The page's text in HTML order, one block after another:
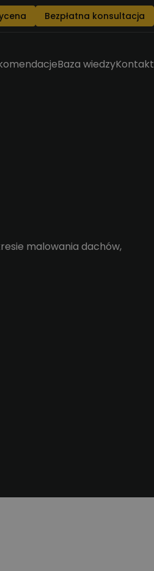
Bezpłatna konsultacja
Baza wiedzyKontakt
malowania dachów,